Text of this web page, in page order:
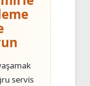
servis